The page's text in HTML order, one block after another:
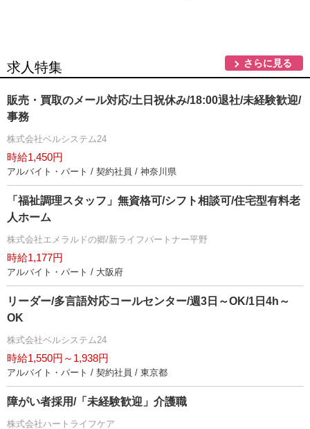
求人特集 さらに見る
販売・買取のメール対応/土日祝休み/18:00退社/未経験歓迎/
事務
株式会社ベルシステム24
時給1,450円
アルバイト・パート / 契約社員 / 神奈川県
「福祉調理スタッフ」無資格可/シフト相談可/住宅型有料老
人ホーム
株式会社エメラルドの郷/新ライフパートナー平野
時給1,177円
アルバイト・パート / 大阪府
リーダー/多言語対応コールセンター/週3日～OK/1日4h～
OK
株式会社ベルシステム24
時給1,550円～1,938円
アルバイト・パート / 契約社員 / 東京都
障がい者採用/「未経験歓迎」介護職
株式会社ハートライフケア